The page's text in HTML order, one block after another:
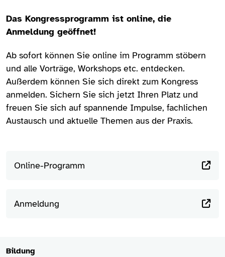
Das Kongressprogramm ist online, die
Anmeldung geöffnet!
Ab sofort können Sie online im Programm stöbern
und alle Vorträge, Workshops etc. entdecken.
Außerdem können Sie sich direkt zum Kongress
anmelden. Sichern Sie sich jetzt Ihren Platz und
freuen Sie sich auf spannende Impulse, fachlichen
Austausch und aktuelle Themen aus der Praxis.
Online-Programm
Anmeldung
Bildung